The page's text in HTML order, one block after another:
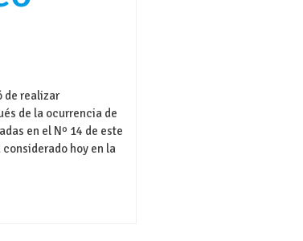
de realizar
de la ocurrencia de
en el Nº 14 de este
hoy en la